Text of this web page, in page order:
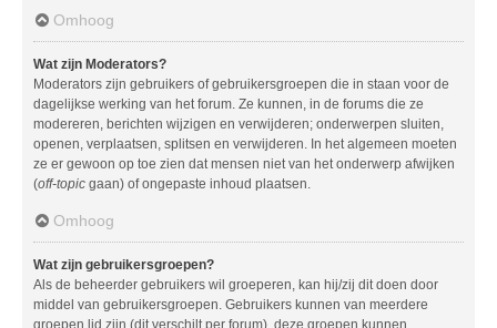
Omhoog
Wat zijn Moderators?
Moderators zijn gebruikers of gebruikersgroepen die in staan voor de
dagelijkse werking van het forum. Ze kunnen, in de forums die ze
modereren, berichten wijzigen en verwijderen; onderwerpen sluiten,
openen, verplaatsen, splitsen en verwijderen. In het algemeen moeten
ze er gewoon op toe zien dat mensen niet van het onderwerp afwijken
(off-topic gaan) of ongepaste inhoud plaatsen.
Omhoog
Wat zijn gebruikersgroepen?
Als de beheerder gebruikers wil groeperen, kan hij/zij dit doen door
middel van gebruikersgroepen. Gebruikers kunnen van meerdere
groepen lid zijn (dit verschilt per forum), deze groepen kunnen